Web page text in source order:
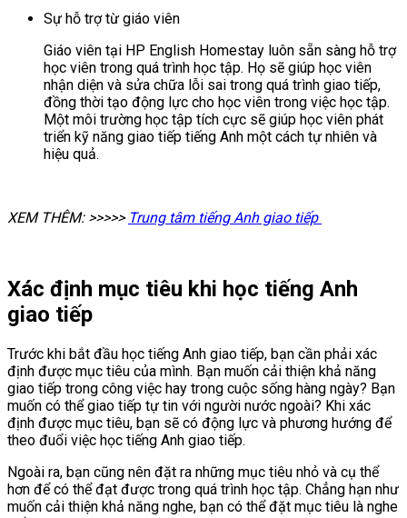
Sự hỗ trợ từ giáo viên
Giáo viên tại HP English Homestay luôn sẵn sàng hỗ trợ
học viên trong quá trình học tập. Họ sẽ giúp học viên
nhận diện và sửa chữa lỗi sai trong quá trình giao tiếp,
đồng thời tạo động lực cho học viên trong việc học tập.
Một môi trường học tập tích cực sẽ giúp học viên phát
triển kỹ năng giao tiếp tiếng Anh một cách tự nhiên và
hiệu quả.
XEM THÊM: >>>>> Trung tâm tiếng Anh giao tiếp
Xác định mục tiêu khi học tiếng Anh
giao tiếp
Trước khi bắt đầu học tiếng Anh giao tiếp, bạn cần phải xác
định được mục tiêu của mình. Bạn muốn cải thiện khả năng
giao tiếp trong công việc hay trong cuộc sống hàng ngày? Bạn
muốn có thể giao tiếp tự tin với người nước ngoài? Khi xác
định được mục tiêu, bạn sẽ có động lực và phương hướng để
theo đuổi việc học tiếng Anh giao tiếp.
Ngoài ra, bạn cũng nên đặt ra những mục tiêu nhỏ và cụ thể
hơn để có thể đạt được trong quá trình học tập. Chẳng hạn như
muốn cải thiện khả năng nghe, bạn có thể đặt mục tiêu là nghe